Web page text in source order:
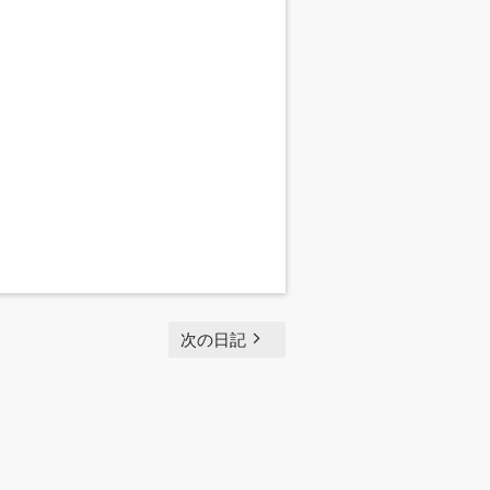
次の日記navigate_next